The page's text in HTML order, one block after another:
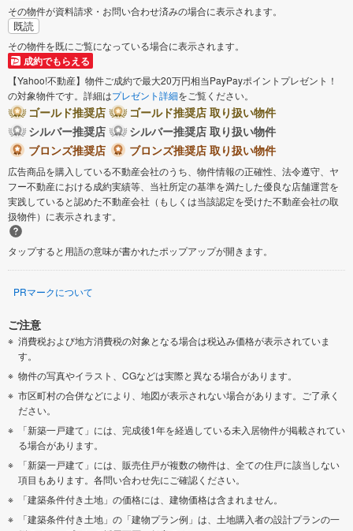
その物件が資料請求・お問い合わせ済みの場合に表示されます。
既読
その物件を既にご覧になっている場合に表示されます。
成約でもらえる
【Yahoo!不動産】物件ご成約で最大20万円相当PayPayポイントプレゼント！
の対象物件です。詳細はプレゼント詳細をご覧ください。
ゴールド推奨店
ゴールド推奨店 取り扱い物件
シルバー推奨店
シルバー推奨店 取り扱い物件
ブロンズ推奨店
ブロンズ推奨店 取り扱い物件
広告商品を購入している不動産会社のうち、物件情報の正確性、法令遵守、ヤ
フー不動産における成約実績等、当社所定の基準を満たした優良な店舗運営を
実践していると認めた不動産会社（もしくは当該認定を受けた不動産会社の取
扱物件）に表示されます。
タップすると用語の意味が書かれたポップアップが開きます。
PRマークについて
ご注意
消費税および地方消費税の対象となる場合は税込み価格が表示されていま
す。
物件の写真やイラスト、CGなどは実際と異なる場合があります。
市区町村の合併などにより、地図が表示されない場合があります。ご了承く
ださい。
「新築一戸建て」には、完成後1年を経過している未入居物件が掲載されてい
る場合があります。
「新築一戸建て」には、販売住戸が複数の物件は、全ての住戸に該当しない
項目もあります。各問い合わせ先にご確認ください。
「建築条件付き土地」の価格には、建物価格は含まれません。
「建築条件付き土地」の「建物プラン例」は、土地購入者の設計プランの一